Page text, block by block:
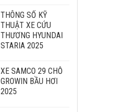
THÔNG SỐ KỸ
THUẬT XE CỨU
THƯƠNG HYUNDAI
STARIA 2025
XE SAMCO 29 CHỖ
GROWIN BẦU HƠI
2025